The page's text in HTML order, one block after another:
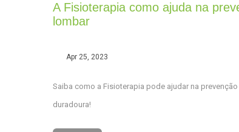
A Fisioterapia como ajuda na
lombar
Apr 25, 2023
Saiba como a Fisioterapia pode ajudar na
duradoura!